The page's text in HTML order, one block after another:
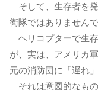
そして、生存者を
衛隊ではありませんで
ヘリコプターで生
が、実は、アメリカ
元の消防団に「遅れ
それは意図的なも